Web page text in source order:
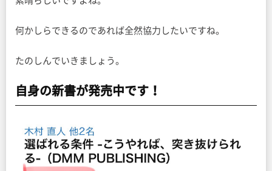
何かしらできるのであれば全然協力したいですね。
たのしんでいきましょう。
自身の新書が発売中です！